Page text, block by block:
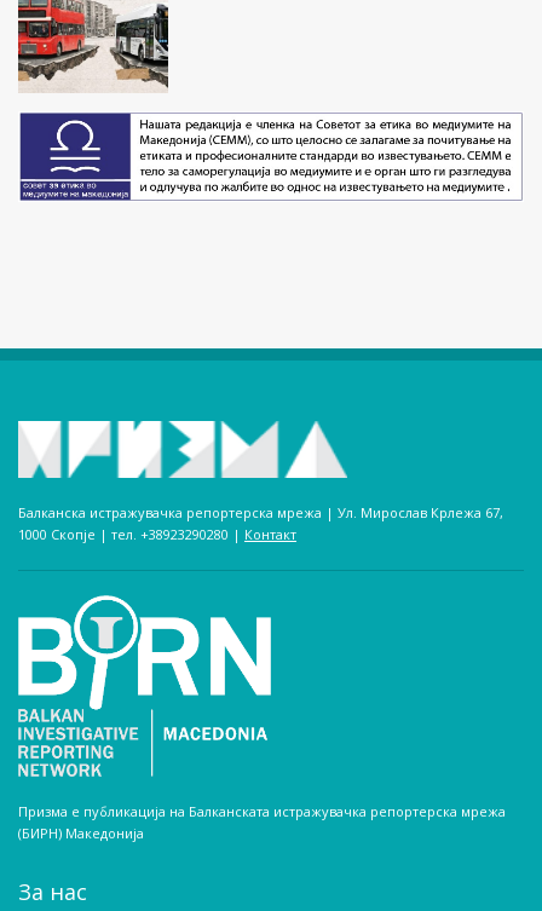
Балканска истражувачка репортерска мрежа | Ул. Мирослав Крлежа 67,
1000 Скопје | тел. +38923290280­ | Контакт
Призма е публикација на Балканската истражувачка репортерска мрежа
(БИРН) Македонија
За нас